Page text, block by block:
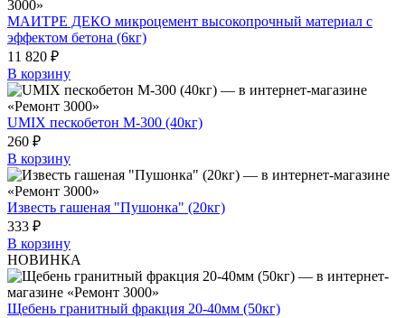
МАИТРЕ ДЕКО микроцемент высокопрочный материал с
эффектом бетона (6кг)
11 820 ₽
В корзину
UMIX пескобетон М-300 (40кг)
260 ₽
В корзину
Известь гашеная "Пушонка" (20кг)
333 ₽
В корзину
НОВИНКА
Щебень гранитный фракция 20-40мм (50кг)